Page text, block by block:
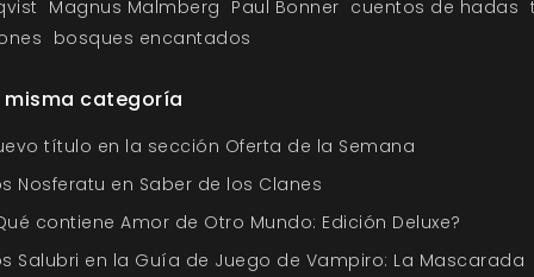
Magnus Malmberg Paul Bonner cuentos de hadas
bosques encantados
misma categoría
título en la sección Oferta de la Semana
Nosferatu en Saber de los Clanes
contiene Amor de Otro Mundo: Edición Deluxe?
Salubri en la Guía de Juego de Vampiro: La Mascarada